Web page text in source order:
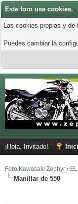
Este foro usa cookies.
Las cookies propias y
Puedes cambiar la
¡Hola, Invitado!
Foro Kawasaki Zephyr ›
Manillar de 550